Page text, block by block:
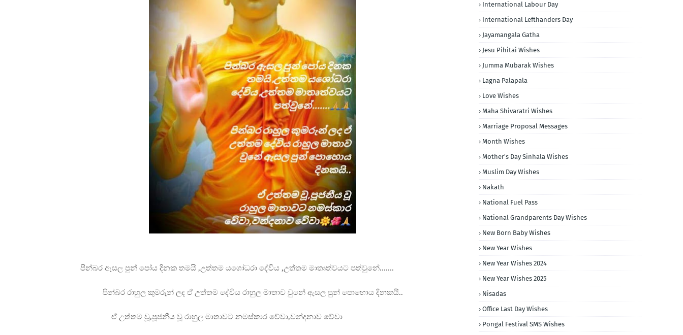
පින්බර ඇසල පුන් පෝය දිනක තමයි ,උත්තම යශෝධරා දේවිය ,උත්තම මාතෘත්වයට පත්වුනේ.......
පින්බර රාහුල කුමරුන් ලද ඒ උත්තම දේවිය රාහුල මාතාව වුනේ ඇසල පුන් පොහොය දිනකයි..
ඒ උත්තම වූ,පූජනීය වූ රාහුල මාතාවට නමස්කාර වේවා,වන්දනාව වේවා
International Labour Day
International Lefthanders Day
Jayamangala Gatha
Jesu Pihitai Wishes
Jumma Mubarak Wishes
Lagna Palapala
Love Wishes
Maha Shivaratri Wishes
Marriage Proposal Messages
Month Wishes
Mother's Day Sinhala Wishes
Muslim Day Wishes
Nakath
National Fuel Pass
National Grandparents Day Wishes
New Born Baby Wishes
New Year Wishes
New Year Wishes 2024
New Year Wishes 2025
Nisadas
Office Last Day Wishes
Pongal Festival SMS Wishes